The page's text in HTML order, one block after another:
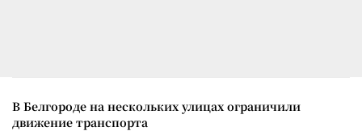
В Белгороде на нескольких улицах ограничили
движение транспорта